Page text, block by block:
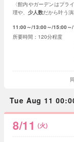
〈館内やガーデンはプラ
理や、 少人数だから叶う
11:00～ 13:00～ 15:00～
120分程度
Tue Aug 11
8/11 (火)